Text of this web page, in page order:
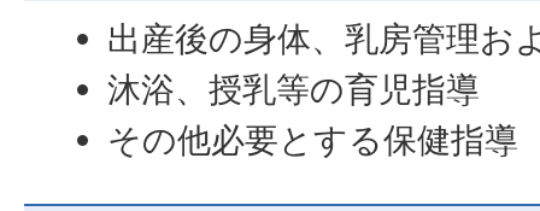
出産後の身体、乳房管理お
沐浴、授乳等の育児指導
その他必要とする保健指導